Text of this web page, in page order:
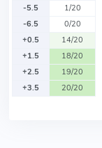
-5.5
1/20
-6.5
0/20
+0.5
14/20
+1.5
18/20
+2.5
19/20
+3.5
20/20